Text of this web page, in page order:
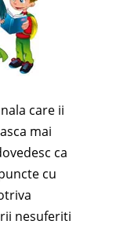
care ii
mai
ca
cu
nesuferiti